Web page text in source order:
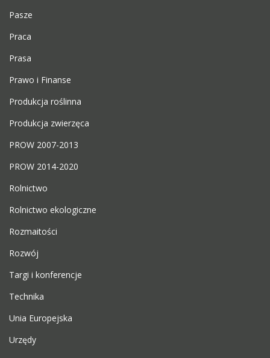
Pasze
Praca
Prasa
Prawo i Finanse
Produkcja roślinna
Produkcja zwierzęca
PROW 2007-2013
PROW 2014-2020
Rolnictwo
Rolnictwo ekologiczne
Rozmaitości
Rozwój
Targi i konferencje
Technika
Unia Europejska
Urzędy